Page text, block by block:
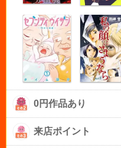
0円作品あり
来店ポイント